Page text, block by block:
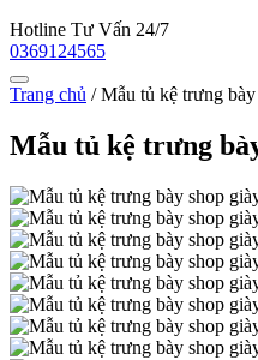
Hotline Tư Vấn 24/7
0369124565
Trang chủ /Mẫu tủ kệ trưng
Mẫu tủ kệ trưng